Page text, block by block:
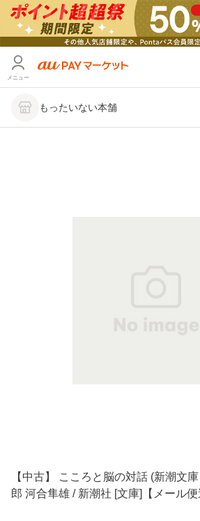
メニュー
もったいない本舗
【中古】 こころと脳の対話 (新潮文
郎 河合隼雄 / 新潮社 [文庫]【メール便